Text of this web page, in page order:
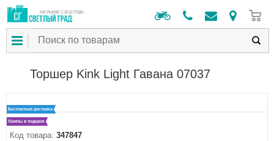
НА РЫНКЕ С 2012 ГОДА
Торшер Kink Light Гавана 07037
Бесплатная доставка
Лампы в подарок
Код товара: 347847